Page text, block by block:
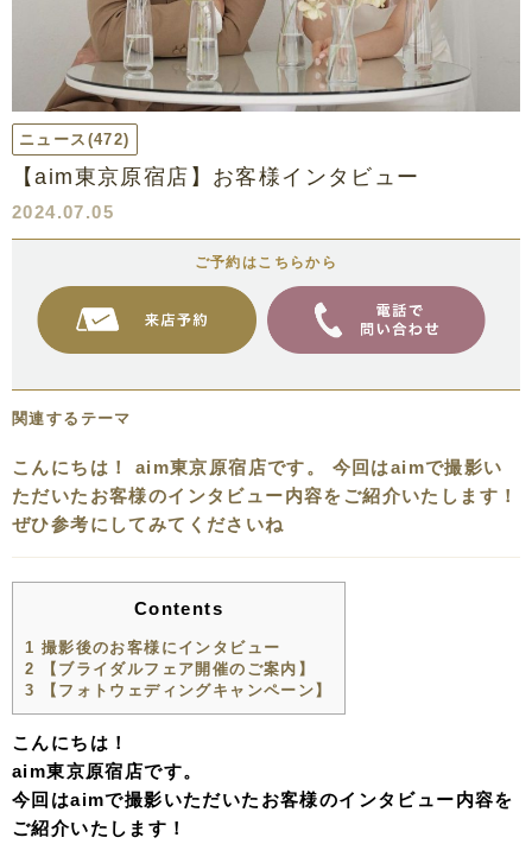
ニュース (472)
【aim東京原宿店】お客様インタビュー
2024.07.05
ご予約はこちらから
関連するテーマ
こんにちは！ aim東京原宿店です。 今回はaimで撮影い
ただいたお客様のインタビュー内容をご紹介いたします！
ぜひ参考にしてみてくださいね
Contents
1 撮影後のお客様にインタビュー
2 【ブライダルフェア開催のご案内】
3 【フォトウェディングキャンペーン】
こんにちは！
aim東京原宿店です。
今回はaimで撮影いただいたお客様のインタビュー内容を
ご紹介いたします！